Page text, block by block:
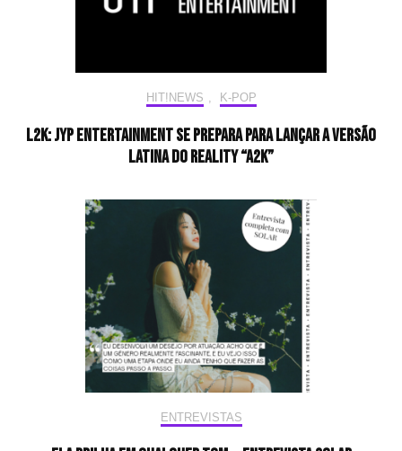
HIT!NEWS K-POP
L2K: JYP Entertainment se prepara para lançar a versão
latina do reality “A2K”
ENTREVISTAS